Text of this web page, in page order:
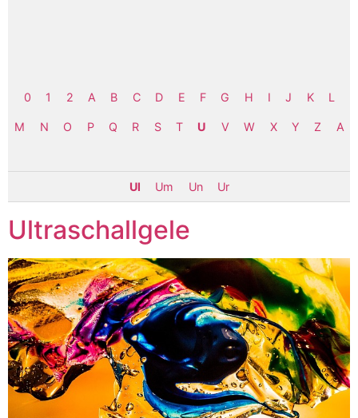
0 1 2 A B C D E F G H I J K L
M N O P Q R S T U V W X Y Z Α
Ul Um Un Ur
Ultraschallgele